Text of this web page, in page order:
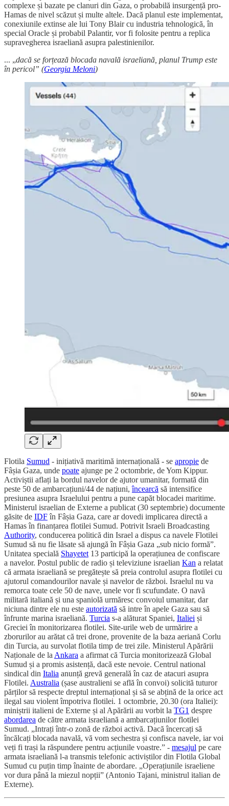
complexe și bazate pe clanuri din Gaza, o probabilă insurgență pro-
Hamas de nivel scăzut și multe altele. Dacă planul este implementat,
conexiunile extinse ale lui Tony Blair cu industria tehnologică, în
special Oracle și probabil Palantir, vor fi folosite pentru a replica
supravegherea israeliană asupra palestinienilor.
... „dacă se forțează blocada navală israeliană, planul Trump este
în pericol” (Georgia Meloni)
Flotila Sumud - inițiativă maritimă internațională - se apropie de
Fâșia Gaza, unde poate ajunge pe 2 octombrie, de Yom Kippur.
Activiștii aflați la bordul navelor de ajutor umanitar, formată din
peste 50 de ambarcațiuni/44 de națiuni,încearcă să intensifice
presiunea asupra Israelului pentru a pune capăt blocadei maritime.
Ministerul israelian de Externe a publicat (30 septembrie) documente
găsite de IDFîn Fâșia Gaza, care ar dovedi implicarea directă a
Hamas în finanțarea flotilei Sumud. Potrivit Israeli Broadcasting
Authority, conducerea politică din Israel a dispus ca navele Flotilei
Sumud să nu fie lăsate să ajungă în Fâșia Gaza „sub nicio formă”.
Unitatea specială Shayetet 13 participă la operațiunea de confiscare
a navelor. Postul public de radio și televiziune israelian Kan a relatat
că armata israeliană se pregătește să preia controlul asupra flotilei cu
ajutorul comandourilor navale și navelor de război. Israelul nu va
remorca toate cele 50 de nave, unele vor fi scufundate. O navă
militară italiană și una spaniolă urmăresc convoiul umanitar, dar
niciuna dintre ele nu este autorizată să intre în apele Gaza sau să
înfrunte marina israeliană. Turcia s-a alăturat Spaniei, Italiei și
Greciei în monitorizarea flotilei. Site-urile web de urmărire a
zborurilor au arătat că trei drone, provenite de la baza aeriană Corlu
din Turcia, au survolat flotila timp de trei zile. Ministerul Apărării
Naționale de la Ankara a afirmat că Turcia monitorizează Global
Sumud și a promis asistență, dacă este nevoie. Centrul national
sindical din Italia anunță grevă generală în caz de atacuri asupra
Flotilei. Australia (șase australieni se află în convoi) solicită tuturor
părților să respecte dreptul internațional și să se abțină de la orice act
ilegal sau violent împotriva flotilei. 1 octombrie, 20.30 (ora Italiei):
miniștrii italieni de Externe și al Apărării au vorbit la TG1 despre
abordarea de către armata israeliană a ambarcațiunilor flotilei
Sumud. „Intrați într-o zonă de război activă. Dacă încercați să
încălcați blocada navală, vă vom sechestra și confisca navele, iar voi
veți fi trași la răspundere pentru acțiunile voastre.” - mesajul pe care
armata israeliană l-a transmis telefonic activiștilor din Flotila Global
Sumud cu puțin timp înainte de abordare. „Operațiunile israeliene
vor dura până la miezul nopții” (Antonio Tajani, ministrul italian de
Externe).